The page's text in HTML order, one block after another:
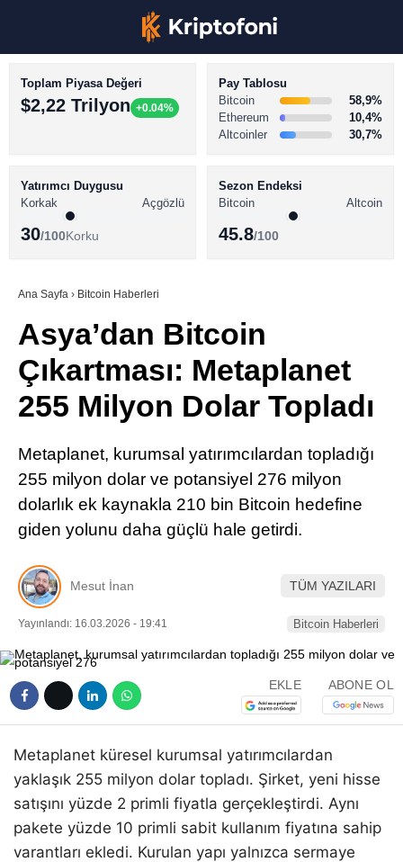
TikTok
Pinterest
LinkedIn
Telegram
BİTCOİN HABERLERİ
ALTCOİN HABERLERİ
SÖZLÜK
Toplam Piyasa Değeri
$2,22 Trilyon +0.04%
Pay Tablosu
Bitcoin
58,9%
Ethereum
10,4%
Altcoinler
30,7%
Yatırımcı Duygusu
Korkak
Açgözlü
30/100Korku
Sezon Endeksi
Bitcoin
Altcoin
45.8/100
Ana Sayfa › Bitcoin Haberleri
Asya’dan Bitcoin
Çıkartması: Metaplanet
255 Milyon Dolar Topladı
Metaplanet, kurumsal yatırımcılardan topladığı
255 milyon dolar ve potansiyel 276 milyon
dolarlık ek kaynakla 210 bin Bitcoin hedefine
giden yolunu daha güçlü hale getirdi.
Mesut İnan TÜM YAZILARI
Yayınlandı: 16.03.2026 - 19:41 Bitcoin Haberleri
EKLE ABONE OL
Metaplanet küresel kurumsal yatırımcılardan
yaklaşık 255 milyon dolar topladı. Şirket, yeni hisse
satışını yüzde 2 primli fiyatla gerçekleştirdi. Aynı
pakete yüzde 10 primli sabit kullanım fiyatına sahip
varantları ekledi. Kurulan yapı yalnızca sermaye